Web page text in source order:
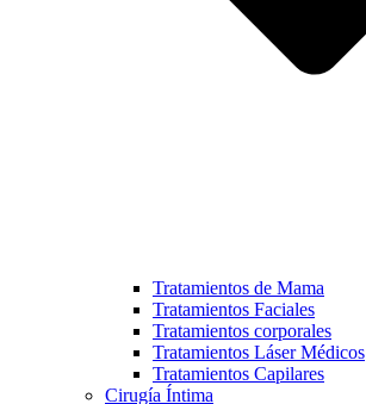
Tratamientos de Mama
Tratamientos Faciales
Tratamientos corporales
Tratamientos Láser Médicos
Tratamientos Capilares
Cirugía Íntima